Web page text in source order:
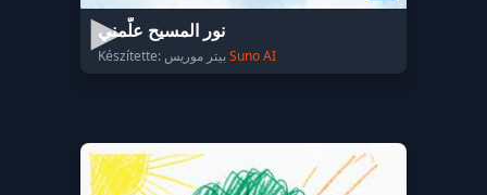
نور المسيح علّمني
Suno AI